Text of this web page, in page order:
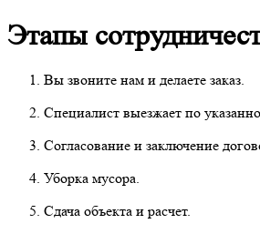
Этапы
Вы звоните нам и делаете заказ.
Специалист выезжает по
Согласование и заключение
Уборка мусора.
Сдача объекта и расчет.